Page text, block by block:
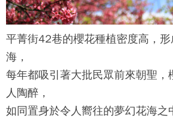
平菁街42巷的櫻花種植密度高，
海，
每年都吸引著大批民眾前來朝聖，
人陶醉，
如同置身於令人嚮往的夢幻花海之